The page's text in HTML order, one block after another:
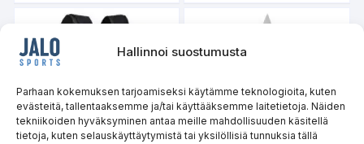
Hallinnoi suostumusta
Parhaan kokemuksen tarjoamiseksi käytämme teknologioita, kuten
evästeitä, tallentaaksemme ja/tai käyttääksemme laitetietoja. Näiden
tekniikoiden hyväksyminen antaa meille mahdollisuuden käsitellä
tietoja, kuten selauskäyttäytymistä tai yksilöllisiä tunnuksia tällä